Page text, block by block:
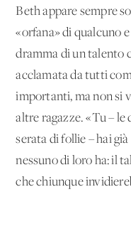
Beth appare sempre
«orfana» di qualcuno
dramma di un talento
acclamata da tutti
importanti, ma non si
altre ragazze. «Tu – le
serata di follie – hai
nessuno di loro ha: il
che chiunque